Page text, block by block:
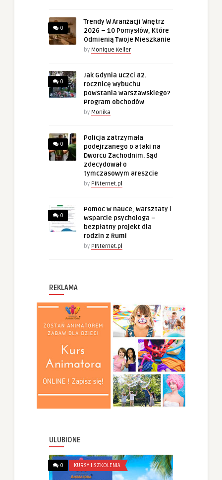
0
Trendy W Aranżacji Wnętrz
2026 – 10 Pomysłów, Które
Odmienią Twoje Mieszkanie
by Monique Keller
0
Jak Gdynia uczci 82.
rocznicę wybuchu
powstania warszawskiego?
Program obchodów
by Monika
0
Policja zatrzymała
podejrzanego o ataki na
Dworcu Zachodnim. Sąd
zdecydował o
tymczasowym areszcie
by PINternet.pl
0
Pomoc w nauce, warsztaty i
wsparcie psychologa –
bezpłatny projekt dla
rodzin z Rumi
by PINternet.pl
REKLAMA
ULUBIONE
0 KURSY I SZKOLENIA